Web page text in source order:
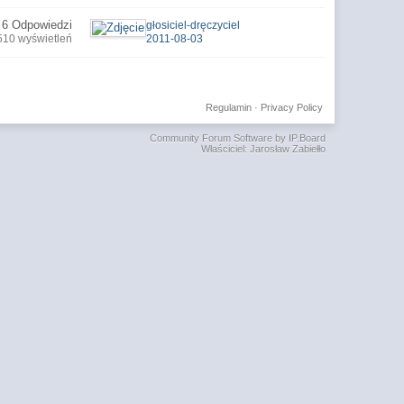
6 Odpowiedzi
wyświetleń
głosiciel-dręczyciel
2011-08-03
Privacy Policy
Regulamin·
Community Forum Software by IP.Board
Właściciel: Jarosław Zabiełło